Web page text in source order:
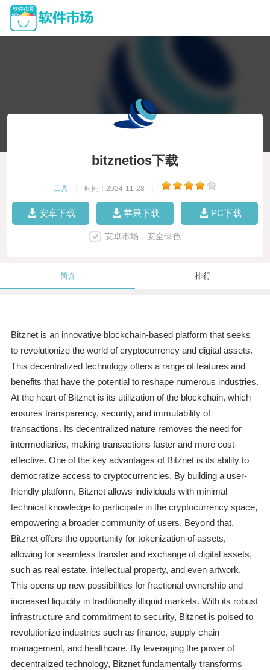
bitznetios下载
工具 时间：2024-11-28
安卓下载 苹果下载 PC下载
安卓市场，安全绿色
简介 排行
Bitznet is an innovative blockchain-based platform that seeks
to revolutionize the world of cryptocurrency and digital assets.
This decentralized technology offers a range of features and
benefits that have the potential to reshape numerous industries.
At the heart of Bitznet is its utilization of the blockchain, which
ensures transparency, security, and immutability of
transactions. Its decentralized nature removes the need for
intermediaries, making transactions faster and more cost-
effective. One of the key advantages of Bitznet is its ability to
democratize access to cryptocurrencies. By building a user-
friendly platform, Bitznet allows individuals with minimal
technical knowledge to participate in the cryptocurrency space,
empowering a broader community of users. Beyond that,
Bitznet offers the opportunity for tokenization of assets,
allowing for seamless transfer and exchange of digital assets,
such as real estate, intellectual property, and even artwork.
This opens up new possibilities for fractional ownership and
increased liquidity in traditionally illiquid markets. With its robust
infrastructure and commitment to security, Bitznet is poised to
revolutionize industries such as finance, supply chain
management, and healthcare. By leveraging the power of
decentralized technology, Bitznet fundamentally transforms